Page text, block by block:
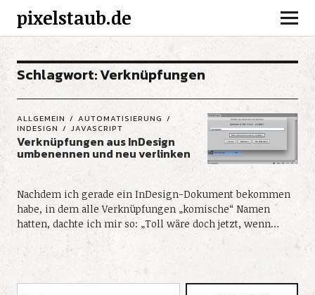
pixelstaub.de
Schlagwort:Verknüpfungen
ALLGEMEIN
AUTOMATISIERUNG
INDESIGN
JAVASCRIPT
Verknüpfungen aus InDesign
umbenennen und neu verlinken
Nachdem ich gerade ein InDesign-Dokument bekommen
habe, in dem alle Verknüpfungen „komische“ Namen
hatten, dachte ich mir so: „Toll wäre doch jetzt, wenn…